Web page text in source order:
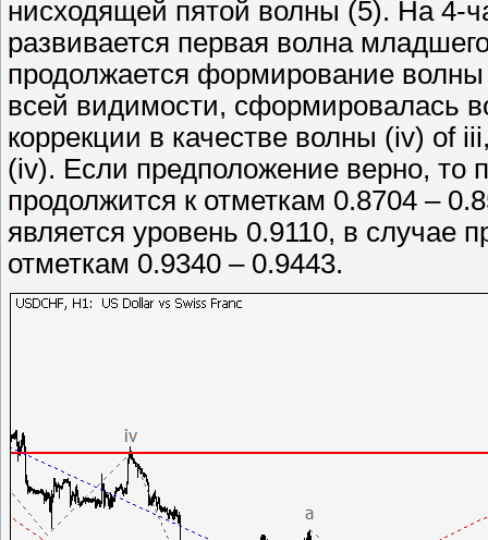
нисходящей пятой волны (5). На 4-
развивается первая волна
продолжается формирование
всей видимости, сформировалась
коррекции в качестве волны (iv) of
(iv). Если предположение верно, то
продолжится к отметкам 0.8704 –
является уровень 0.9110, в случае
отметкам 0.9340 – 0.9443.